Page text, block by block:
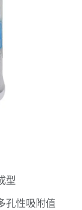
型
孔性吸附值